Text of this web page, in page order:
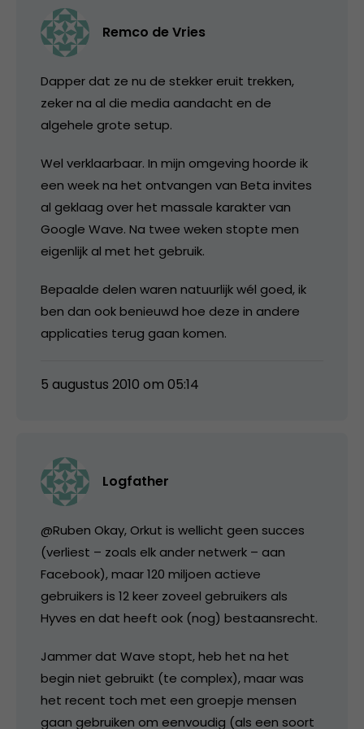
Remco de Vries
Dapper dat ze nu de stekker eruit trekken,
zeker na al die media aandacht en de
algehele grote setup.
Wel verklaarbaar. In mijn omgeving hoorde ik
een week na het ontvangen van Beta invites
al geklaag over het massale karakter van
Google Wave. Na twee weken stopte men
eigenlijk al met het gebruik.
Bepaalde delen waren natuurlijk wél goed, ik
ben dan ook benieuwd hoe deze in andere
applicaties terug gaan komen.
5 augustus 2010 om 05:14
Logfather
@Ruben Okay, Orkut is wellicht geen succes
(verliest – zoals elk ander netwerk – aan
Facebook), maar 120 miljoen actieve
gebruikers is 12 keer zoveel gebruikers als
Hyves en dat heeft ook (nog) bestaansrecht.
Jammer dat Wave stopt, heb het na het
begin niet gebruikt (te complex), maar was
het recent toch met een groepje mensen
gaan gebruiken om eenvoudig (als een soort